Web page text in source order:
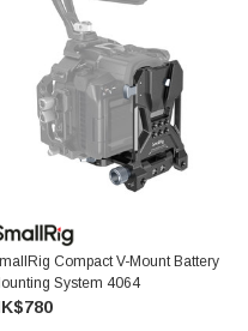
Compact V-Mount Battery
System 4064